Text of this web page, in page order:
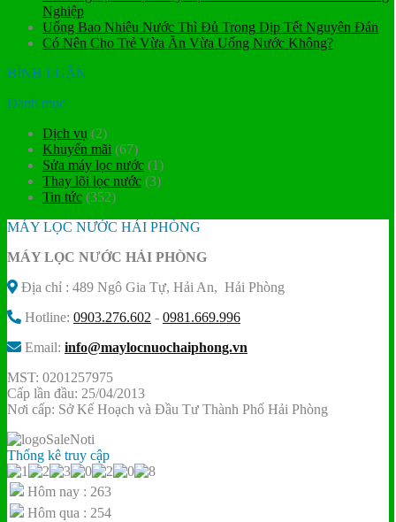
Nghiệp
Uống Bao Nhiêu Nước Thì Đủ Trong Dịp Tết Nguyên Đán
Có Nên Cho Trẻ Vừa Ăn Vừa Uống Nước Không?
BÌNH LUẬN
Danh mục
Dịch vụ (2)
Khuyến mãi (67)
Sửa máy lọc nước (1)
Thay lõi lọc nước (3)
Tin tức (352)
MÁY LỌC NƯỚC HẢI PHÒNG
MÁY LỌC NƯỚC HẢI PHÒNG
Địa chỉ : 489 Ngô Gia Tự, Hải An, Hải Phòng
Hotline: 0903.276.602 - 0981.669.996
Email: info@maylocnuochaiphong.vn
MST: 0201257975
Cấp lần đầu: 25/04/2013
Nơi cấp: Sở Kế Hoạch và Đầu Tư Thành Phố Hải Phòng
Thống kê truy cập
Hôm nay : 263
Hôm qua : 254